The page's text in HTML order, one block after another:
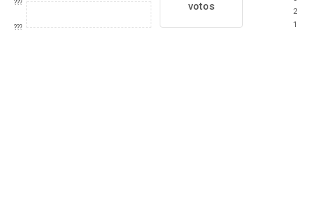
???
???
votos
2
1